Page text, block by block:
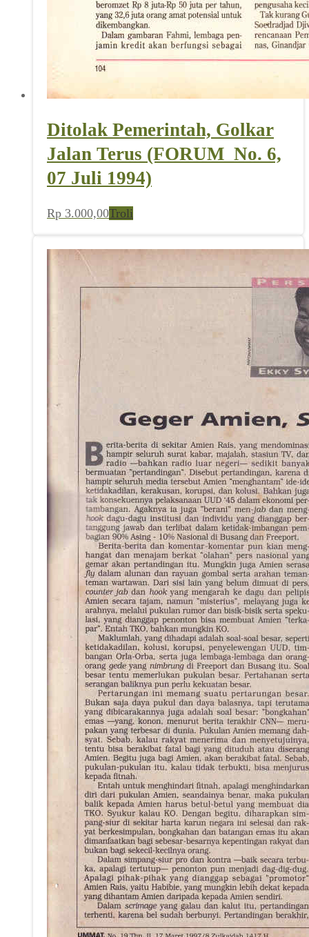
Ditolak Pemerintah, Golkar
Jalan Terus (FORUM_No. 6,
07 Juli 1994)
Rp 3.000,00Troli